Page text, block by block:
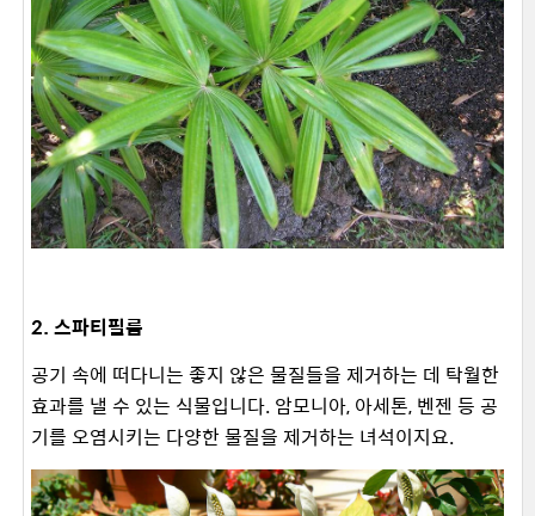
2. 스파티필름
공기 속에 떠다니는 좋지 않은 물질들을 제거하는 데 탁월한
효과를 낼 수 있는 식물입니다. 암모니아, 아세톤, 벤젠 등 공
기를 오염시키는 다양한 물질을 제거하는 녀석이지요.